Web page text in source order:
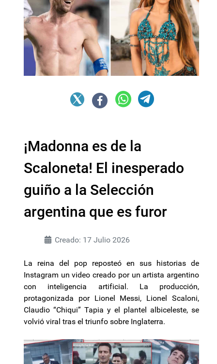
¡Madonna es de la
Scaloneta! El inesperado
guiño a la Selección
argentina que es furor
Creado: 17 Julio 2026
La reina del pop reposteó en sus historias de
Instagram un video creado por un artista argentino
con inteligencia artificial. La producción,
protagonizada por Lionel Messi, Lionel Scaloni,
Claudio “Chiqui” Tapia y el plantel albiceleste, se
volvió viral tras el triunfo sobre Inglaterra.